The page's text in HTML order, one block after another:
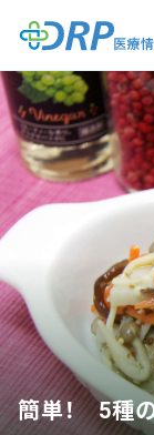
最新の
栄養健
医療系
健康川柳
簡単！ 5種